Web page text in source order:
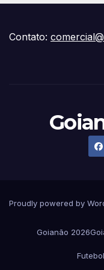
Contato:
Proudly powered by
Goianão 2026